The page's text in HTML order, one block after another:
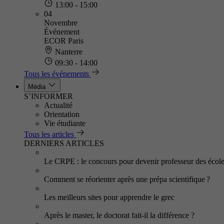
13:00 - 15:00
04
Novembre
Événement
ECOR Paris
Nanterre
09:30 - 14:00
Tous les événements
Média
S’INFORMER
Actualité
Orientation
Vie étudiante
Tous les articles
DERNIERS ARTICLES
Le CRPE : le concours pour devenir professeur des
Comment se réorienter après une prépa scientifique ?
Les meilleurs sites pour apprendre le grec
Après le master, le doctorat fait-il la différence ?